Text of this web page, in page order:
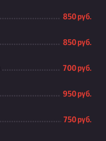
850 руб.
850 руб.
700 руб.
950 руб.
750 руб.